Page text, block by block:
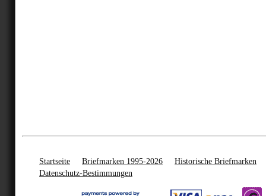
Startseite Briefmarken 1995-2026
Historische Briefmarken
Datenschutz-Bestimmungen